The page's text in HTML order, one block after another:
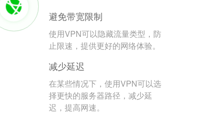
避免带宽限制
使用VPN可以隐藏流量类型，防
止限速，提供更好的网络体验。
减少延迟
在某些情况下，使用VPN可以选
择更快的服务器路径，减少延
迟，提高网速。